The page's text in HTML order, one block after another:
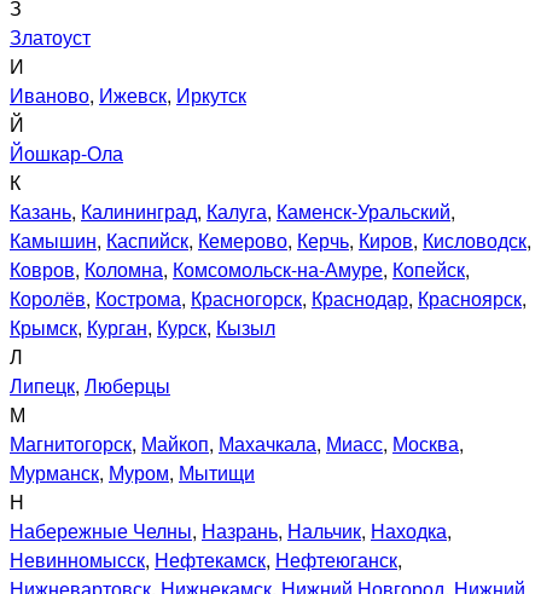
З
Златоуст
И
Иваново, Ижевск, Иркутск
Й
Йошкар-Ола
К
Казань, Калининград, Калуга, Каменск-Уральский,
Камышин, Каспийск, Кемерово, Керчь, Киров, Кисловодск,
Ковров, Коломна, Комсомольск-на-Амуре, Копейск,
Королёв, Кострома, Красногорск, Краснодар, Красноярск,
Крымск, Курган, Курск, Кызыл
Л
Липецк, Люберцы
М
Магнитогорск, Майкоп, Махачкала, Миасс, Москва,
Мурманск, Муром, Мытищи
Н
Набережные Челны, Назрань, Нальчик, Находка,
Невинномысск, Нефтекамск, Нефтеюганск,
Нижневартовск, Нижнекамск, Нижний Новгород, Нижний